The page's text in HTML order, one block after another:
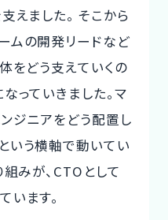
えました。 そこから
ムの開発リードなど
をどう支えていくの
っていきました。マ
ジニアをどう配置し
いう横軸で動いてい
みが、CTOとして
います。